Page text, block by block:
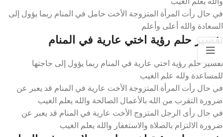
في حال رأت المرأة المتزوجة الأخت حامل في المنام ربما يؤول إلى
السعادة والله أعلى وأعلم
تفسير حلم رؤية اختي عارية في المنام
تفسير حلم رؤية اختي عارية في المنام ربما يؤول إلى حاجتها
للمساعدة ولله علم الغيب
في حال رأت المرأة المتزوجة الأخت عارية في المنام قد يعبر عن
ضرورة التقرب من الله بالأعمال الصالحة والله يعلم الغيب
في حال رأى الرجل المتزوج الأخت عارية في المنام قد يعبر عن
ضرورة الالتزام بالصلاة والاستغفار والله يعلم الغيب